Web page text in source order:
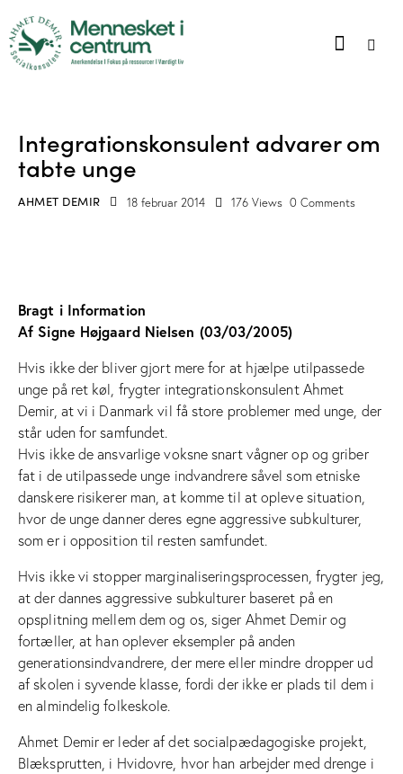
Integrationskonsulent advarer om
tabte unge
AHMET DEMIR 18 februar 2014 176 Views 0 Comments
Bragt i Information
Af Signe Højgaard Nielsen (03/03/2005)
Hvis ikke der bliver gjort mere for at hjælpe utilpassede
unge på ret køl, frygter integrationskonsulent Ahmet
Demir, at vi i Danmark vil få store problemer med unge, der
står uden for samfundet.
Hvis ikke de ansvarlige voksne snart vågner op og griber
fat i de utilpassede unge indvandrere såvel som etniske
danskere risikerer man, at komme til at opleve situation,
hvor de unge danner deres egne aggressive subkulturer,
som er i opposition til resten samfundet.
Hvis ikke vi stopper marginaliseringsprocessen, frygter jeg,
at der dannes aggressive subkulturer baseret på en
opsplitning mellem dem og os, siger Ahmet Demir og
fortæller, at han oplever eksempler på anden
generationsindvandrere, der mere eller mindre dropper ud
af skolen i syvende klasse, fordi der ikke er plads til dem i
en almindelig folkeskole.
Ahmet Demir er leder af det socialpædagogiske projekt,
Blæksprutten, i Hvidovre, hvor han arbejder med drenge i